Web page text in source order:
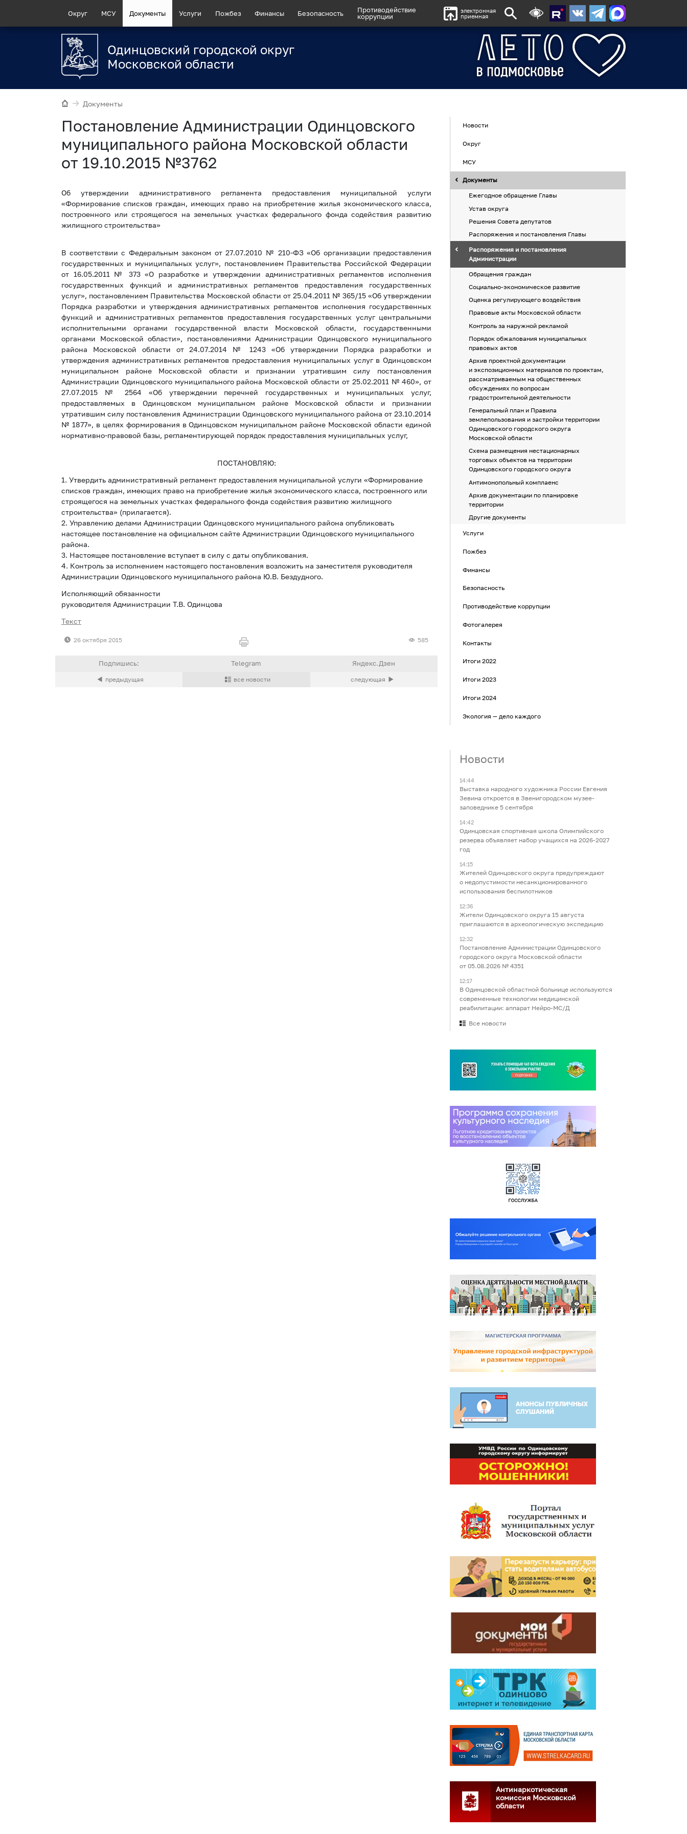
Округ МСУ Документы Услуги Пожбез Финансы Безопасность
Противодействие
коррупции
электронная
приемная
Одинцовский городской округ
Московской области
Документы
Постановление Администрации Одинцовского
муниципального района Московской области
от 19.10.2015 №3762
Об утверждении административного регламента предоставления муниципальной услуги
«Формирование списков граждан, имеющих право на приобретение жилья экономического класса,
построенного или строящегося на земельных участках федерального фонда содействия развитию
жилищного строительства»
В соответствии с Федеральным законом от 27.07.2010 № 210-ФЗ «Об организации предоставления
государственных и муниципальных услуг», постановлением Правительства Российской Федерации
от 16.05.2011 № 373 «О разработке и утверждении административных регламентов исполнения
государственных функций и административных регламентов предоставления государственных
услуг», постановлением Правительства Московской области от 25.04.2011 № 365/15 «Об утверждении
Порядка разработки и утверждения административных регламентов исполнения государственных
функций и административных регламентов предоставления государственных услуг центральными
исполнительными органами государственной власти Московской области, государственными
органами Московской области», постановлениями Администрации Одинцовского муниципального
района Московской области от 24.07.2014 № 1243 «Об утверждении Порядка разработки и
утверждения административных регламентов предоставления муниципальных услуг в Одинцовском
муниципальном районе Московской области и признании утратившим силу постановления
Администрации Одинцовского муниципального района Московской области от 25.02.2011 № 460», от
27.07.2015 № 2564 «Об утверждении перечней государственных и муниципальных услуг,
предоставляемых в Одинцовском муниципальном районе Московской области и признании
утратившим силу постановления Администрации Одинцовского муниципального района от 23.10.2014
№ 1877», в целях формирования в Одинцовском муниципальном районе Московской области единой
нормативно-правовой базы, регламентирующей порядок предоставления муниципальных услуг,
ПОСТАНОВЛЯЮ:
1. Утвердить административный регламент предоставления муниципальной услуги «Формирование
списков граждан, имеющих право на приобретение жилья экономического класса, построенного или
строящегося на земельных участках федерального фонда содействия развитию жилищного
строительства» (прилагается).
2. Управлению делами Администрации Одинцовского муниципального района опубликовать
настоящее постановление на официальном сайте Администрации Одинцовского муниципального
района.
3. Настоящее постановление вступает в силу с даты опубликования.
4. Контроль за исполнением настоящего постановления возложить на заместителя руководителя
Администрации Одинцовского муниципального района Ю.В. Бездудного.
Исполняющий обязанности
руководителя Администрации Т.В. Одинцова
Текст
26 октября 2015 585
Новости
Округ
МСУ
Документы
Ежегодное обращение Главы
Устав округа
Решения Совета депутатов
Распоряжения и постановления Главы
Распоряжения и постановления
Администрации
Обращения граждан
Социально-экономическое развитие
Оценка регулирующего воздействия
Правовые акты Московской области
Контроль за наружной рекламой
Порядок обжалования муниципальных
правовых актов
Архив проектной документации
и экспозиционных материалов по проектам,
рассматриваемым на общественных
обсуждениях по вопросам
градостроительной деятельности
Генеральный план и Правила
землепользования и застройки территории
Одинцовского городского округа
Московской области
Схема размещения нестационарных
торговых объектов на территории
Одинцовского городского округа
Антимонопольный комплаенс
Архив документации по планировке
территории
Другие документы
Услуги
Пожбез
Финансы
Безопасность
Противодействие коррупции
Фотогалерея
Контакты
Итоги 2022
Итоги 2023
Итоги 2024
Экология — дело каждого
Новости
14:44
Выставка народного художника России Евгения
Зевина откроется в Звенигородском музее-
заповеднике 5 сентября
14:42
Одинцовская спортивная школа Олимпийского
резерва объявляет набор учащихся на 2026-2027
год
14:15
Жителей Одинцовского округа предупреждают
о недопустимости несанкционированного
использования беспилотников
12:36
Жители Одинцовского округа 15 августа
приглашаются в археологическую экспедицию
12:32
Постановление Администрации Одинцовского
городского округа Московской области
от 05.08.2026 № 4351
12:17
В Одинцовской областной больнице используются
современные технологии медицинской
реабилитации: аппарат Нейро-МС/Д
Все новости
Антинаркотическая
комиссия Московской
области